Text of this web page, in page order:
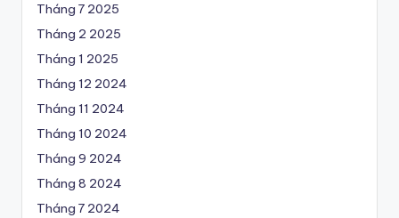
e
t
ả
Is
u
z
Tháng 7 2025
Tháng 2 2025
Tháng 1 2025
Tháng 12 2024
Tháng 11 2024
Tháng 10 2024
Tháng 9 2024
Tháng 8 2024
Tháng 7 2024